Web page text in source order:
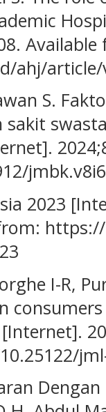
ahj/article/
S.
2023
I-R,